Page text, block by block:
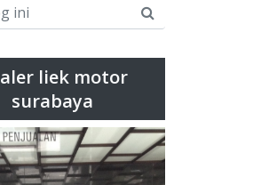
liek motor
surabaya